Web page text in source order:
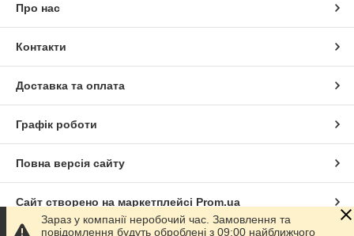
Про нас
Контакти
Доставка та оплата
Графік роботи
Повна версія сайту
Сайт створено на маркетплейсі Prom.ua
Зараз у компанії неробочий час. Замовлення та
повідомлення будуть оброблені з 09:00 найближчого